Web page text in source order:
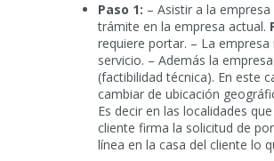
Paso 1: – Asistir a la
trámite en la empresa actual.
requiere portar. – La
servicio. – Además la
(factibilidad técnica). En este
cambiar de ubicación
Es decir en las localidades
cliente firma la solicitud de
línea en la casa del cliente lo